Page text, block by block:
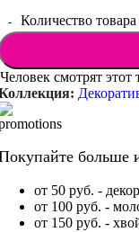
Количество
Человек смотрят этот
больше
от 50 руб. -
от 100 руб. -
от 150 руб. -